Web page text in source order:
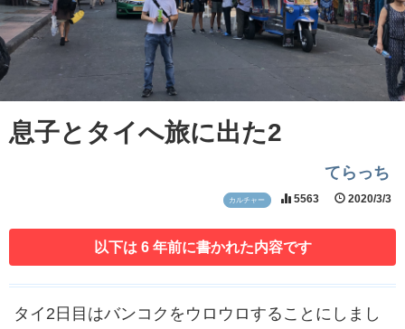
息子とタイへ旅に出た2
てらっち
カルチャー 5563 2020/3/3
以下は 6 年前に書かれた内容です
タイ2日目はバンコクをウロウロすることにしまし